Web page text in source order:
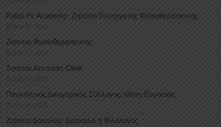
Pafos Fc Academy: Ζητείται Συνεργάτης Φυσιοθεραπευτής
July 31, 2026
Ζητείται Φυσιοθεραπευτής
July 31, 2026
Ζητείται Accounts Clerk
July 31, 2026
Παγκύπριος Δικηγορικός Σύλλογος: Θέση Εργασίας
July 31, 2026
Ζητείται Δάκαλος/ Δασκάλα ή Φιλόλογος